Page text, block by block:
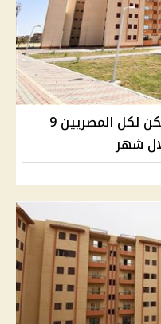
الإسكان تستعد لطرح شقق سكن لكل المصريين 9
شهر